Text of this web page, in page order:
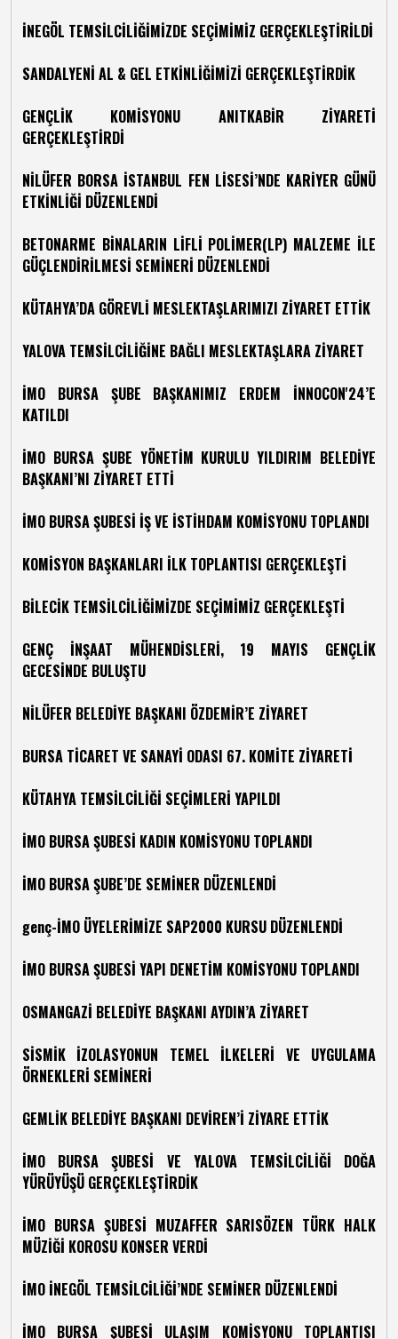
İNEGÖL TEMSİLCİLİĞİMİZDE SEÇİMİMİZ GERÇEKLEŞTİRİLDİ
SANDALYENİ AL & GEL ETKİNLİĞİMİZİ GERÇEKLEŞTİRDİK
GENÇLİK KOMİSYONU ANITKABİR ZİYARETİ
GERÇEKLEŞTİRDİ
NİLÜFER BORSA İSTANBUL FEN LİSESİ’NDE KARİYER GÜNÜ
ETKİNLİĞİ DÜZENLENDİ
BETONARME BİNALARIN LİFLİ POLİMER(LP) MALZEME İLE
GÜÇLENDİRİLMESİ SEMİNERİ DÜZENLENDİ
KÜTAHYA’DA GÖREVLİ MESLEKTAŞLARIMIZI ZİYARET ETTİK
YALOVA TEMSİLCİLİĞİNE BAĞLI MESLEKTAŞLARA ZİYARET
İMO BURSA ŞUBE BAŞKANIMIZ ERDEM İNNOCON'24’E
KATILDI
İMO BURSA ŞUBE YÖNETİM KURULU YILDIRIM BELEDİYE
BAŞKANI’NI ZİYARET ETTİ
İMO BURSA ŞUBESİ İŞ VE İSTİHDAM KOMİSYONU TOPLANDI
KOMİSYON BAŞKANLARI İLK TOPLANTISI GERÇEKLEŞTİ
BİLECİK TEMSİLCİLİĞİMİZDE SEÇİMİMİZ GERÇEKLEŞTİ
GENÇ İNŞAAT MÜHENDİSLERİ, 19 MAYIS GENÇLİK
GECESİNDE BULUŞTU
NİLÜFER BELEDİYE BAŞKANI ÖZDEMİR’E ZİYARET
BURSA TİCARET VE SANAYİ ODASI 67. KOMİTE ZİYARETİ
KÜTAHYA TEMSİLCİLİĞİ SEÇİMLERİ YAPILDI
İMO BURSA ŞUBESİ KADIN KOMİSYONU TOPLANDI
İMO BURSA ŞUBE’DE SEMİNER DÜZENLENDİ
genç-İMO ÜYELERİMİZE SAP2000 KURSU DÜZENLENDİ
İMO BURSA ŞUBESİ YAPI DENETİM KOMİSYONU TOPLANDI
OSMANGAZİ BELEDİYE BAŞKANI AYDIN’A ZİYARET
SİSMİK İZOLASYONUN TEMEL İLKELERİ VE UYGULAMA
ÖRNEKLERİ SEMİNERİ
GEMLİK BELEDİYE BAŞKANI DEVİREN’İ ZİYARE ETTİK
İMO BURSA ŞUBESİ VE YALOVA TEMSİLCİLİĞİ DOĞA
YÜRÜYÜŞÜ GERÇEKLEŞTİRDİK
İMO BURSA ŞUBESİ MUZAFFER SARISÖZEN TÜRK HALK
MÜZİĞİ KOROSU KONSER VERDİ
İMO İNEGÖL TEMSİLCİLİĞİ’NDE SEMİNER DÜZENLENDİ
İMO BURSA ŞUBESİ ULAŞIM KOMİSYONU TOPLANTISI